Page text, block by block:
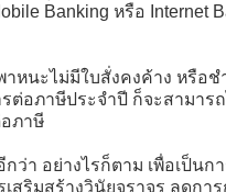
Banking หรือ Internet
หนะไม่มีใบสั่งคงค้าง หรือช
ต่อภาษีประจำปี ก็จะสามาร
ภาษี
ว่า อย่างไรก็ตาม เพื่อเป็นก
เสริมสร้างวินัยจราจร ลดกา